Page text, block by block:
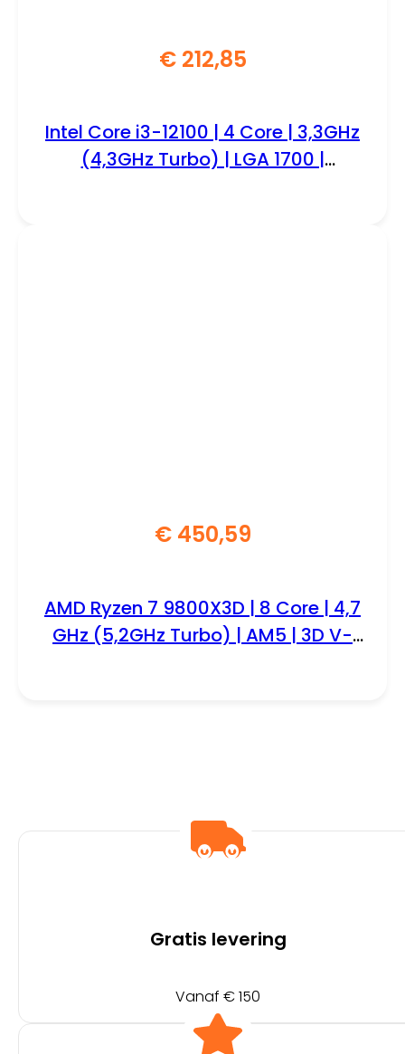
€212,85
Intel Core i3-12100 | 4 Core | 3,3GHz
(4,3GHz Turbo) | LGA 1700 |
€450,59
AMD Ryzen 7 9800X3D | 8 Core | 4,7
GHz (5,2GHz Turbo) | AM5 | 3D V-
Gratis levering
Vanaf € 150